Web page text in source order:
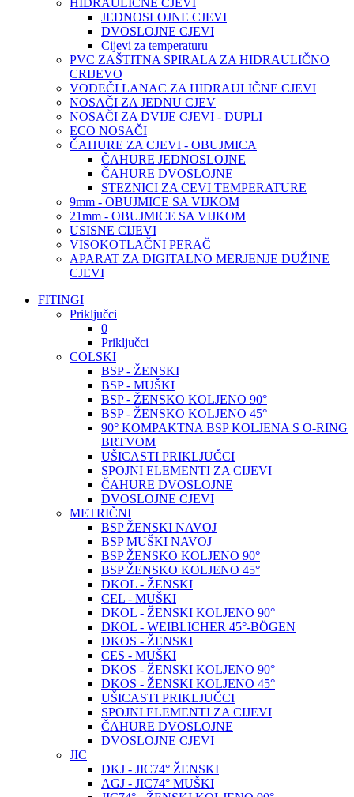
HIDRAULIČNE CJEVI
JEDNOSLOJNE CJEVI
DVOSLOJNE CJEVI
Cijevi za temperaturu
PVC ZAŠTITNA SPIRALA ZA HIDRAULIČNO
CRIJEVO
VODEČI LANAC ZA HIDRAULIČNE CJEVI
NOSAČI ZA JEDNU CJEV
NOSAČI ZA DVIJE CJEVI - DUPLI
ECO NOSAČI
ČAHURE ZA CJEVI - OBUJMICA
ČAHURE JEDNOSLOJNE
ČAHURE DVOSLOJNE
STEZNICI ZA CEVI TEMPERATURE
9mm - OBUJMICE SA VIJKOM
21mm - OBUJMICE SA VIJKOM
USISNE CIJEVI
VISOKOTLAČNI PERAČ
APARAT ZA DIGITALNO MERJENJE DUŽINE
CJEVI
FITINGI
Priključci
0
Priključci
COLSKI
BSP - ŽENSKI
BSP - MUŠKI
BSP - ŽENSKO KOLJENO 90°
BSP - ŽENSKO KOLJENO 45°
90° KOMPAKTNA BSP KOLJENA S O-RING
BRTVOM
UŠICASTI PRIKLJUČCI
SPOJNI ELEMENTI ZA CIJEVI
ČAHURE DVOSLOJNE
DVOSLOJNE CJEVI
METRIČNI
BSP ŽENSKI NAVOJ
BSP MUŠKI NAVOJ
BSP ŽENSKO KOLJENO 90°
BSP ŽENSKO KOLJENO 45°
DKOL - ŽENSKI
CEL - MUŠKI
DKOL - ŽENSKI KOLJENO 90°
DKOL - WEIBLICHER 45°-BÖGEN
DKOS - ŽENSKI
CES - MUŠKI
DKOS - ŽENSKI KOLJENO 90°
DKOS - ŽENSKI KOLJENO 45°
UŠICASTI PRIKLJUČCI
SPOJNI ELEMENTI ZA CIJEVI
ČAHURE DVOSLOJNE
DVOSLOJNE CJEVI
JIC
DKJ - JIC74° ŽENSKI
AGJ - JIC74° MUŠKI